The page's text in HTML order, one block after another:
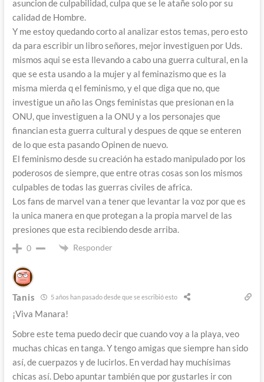
asuncion de culpabilidad, culpa que se le atañe solo por su
calidad de Hombre.
Y me estoy quedando corto al analizar estos temas, pero esto
da para escribir un libro señores, mejor investiguen por Uds.
mismos aqui se esta llevando a cabo una guerra cultural, en la
que se esta usando a la mujer y al feminazismo que es la
misma mierda q el feminismo, y el que diga que no, que
investigue un año las Ongs feministas que presionan en la
ONU, que investiguen a la ONU y a los personajes que
financian esta guerra cultural y despues de qque se enteren
de lo que esta pasando Opinen de nuevo.
El feminismo desde su creación ha estado manipulado por los
poderosos de siempre, que entre otras cosas son los mismos
culpables de todas las guerras civiles de africa.
Los fans de marvel van a tener que levantar la voz por que es
la unica manera en que protegan a la propia marvel de las
presiones que esta recibiendo desde arriba.
0 Responder
Tanis 5 años han pasado desde que se escribió esto
¡Viva Manara!
Sobre este tema puedo decir que cuando voy a la playa, veo
muchas chicas en tanga. Y tengo amigas que siempre han sido
así, de cuerpazos y de lucirlos. En verdad hay muchísimas
chicas así. Debo apuntar también que por gustarles ir con